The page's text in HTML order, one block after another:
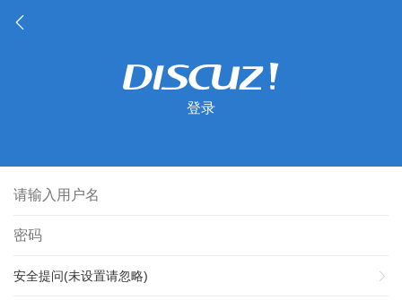
登录
安全提问(未设置请忽略)